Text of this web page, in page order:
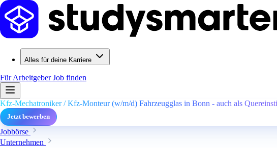
Alles für deine Karriere
Für ArbeitgeberJob finden
Kfz-Mechatroniker / Kfz-Monteur (w/m/d) Fahrzeugglas in Bonn - auch als
Jetzt bewerben
Jobbörse
Unternehmen